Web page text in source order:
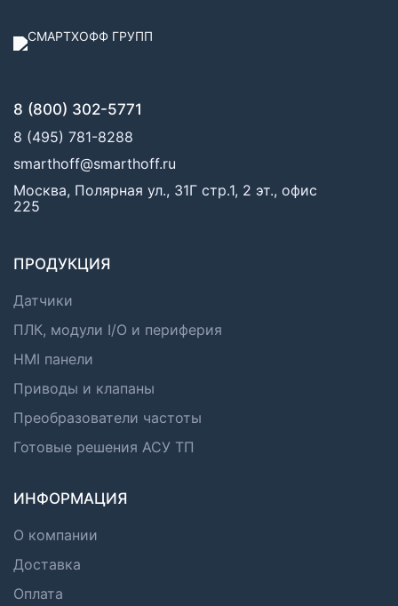
8 (800) 302-5771
8 (495) 781-8288
smarthoff@smarthoff.ru
Москва, Полярная ул., 31Г стр.1, 2 эт., офис
225
ПРОДУКЦИЯ
Датчики
ПЛК, модули I/O и периферия
HMI панели
Приводы и клапаны
Преобразователи частоты
Готовые решения АСУ ТП
ИНФОРМАЦИЯ
О компании
Доставка
Оплата